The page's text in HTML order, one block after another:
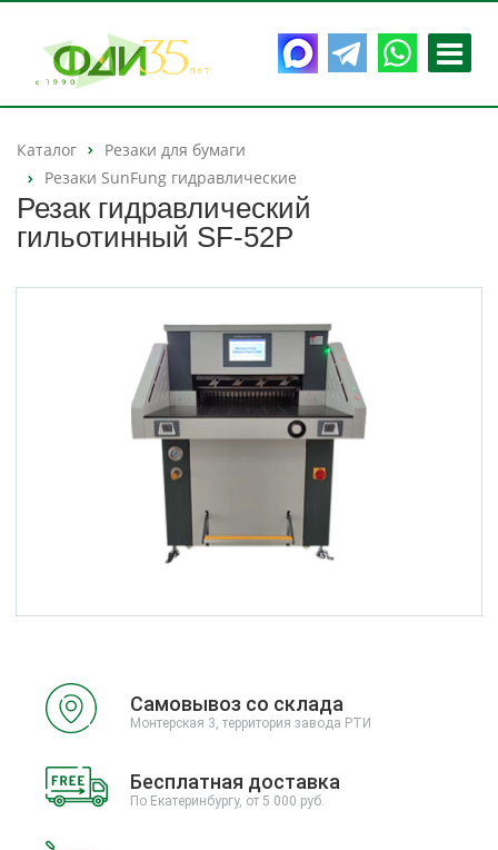
Каталог
Резаки для бумаги
Резаки SunFung гидравлические
Резак гидравлический
гильотинный SF-52P
Самовывоз со склада
Монтерская 3, территория завода РТИ
Бесплатная доставка
По Екатеринбургу, от 5 000 руб.